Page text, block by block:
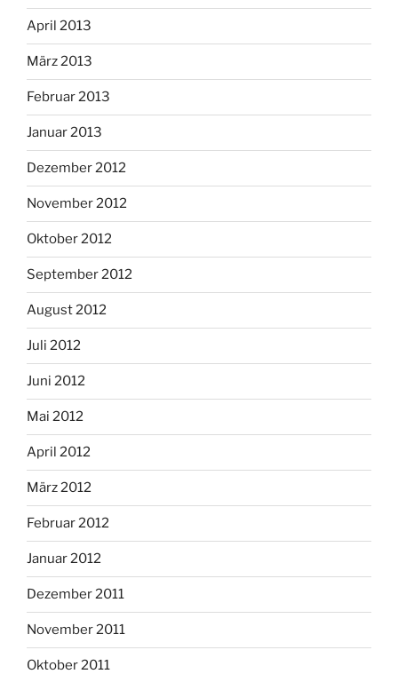
April 2013
März 2013
Februar 2013
Januar 2013
Dezember 2012
November 2012
Oktober 2012
September 2012
August 2012
Juli 2012
Juni 2012
Mai 2012
April 2012
März 2012
Februar 2012
Januar 2012
Dezember 2011
November 2011
Oktober 2011